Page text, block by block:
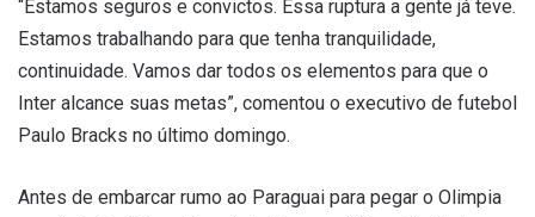
“Estamos seguros e convictos. Essa ruptura a gente já teve.
Estamos trabalhando para que tenha tranquilidade,
continuidade. Vamos dar todos os elementos para que o
Inter alcance suas metas”, comentou o executivo de futebol
Paulo Bracks no último domingo.
Antes de embarcar rumo ao Paraguai para pegar o Olimpia